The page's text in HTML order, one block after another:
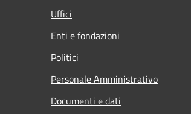
Uffici
Enti e fondazioni
Politici
Personale Amministrativo
Documenti e dati